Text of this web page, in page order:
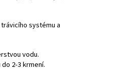
systému a
vodu.
2-3 krmení.